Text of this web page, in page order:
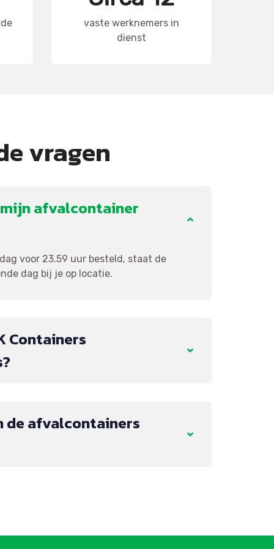
vaste werknemers in
dienst
vragen
afvalcontainer
voor 23.59 uur besteld, staat de
dag bij je op locatie.
Containers
de afvalcontainers